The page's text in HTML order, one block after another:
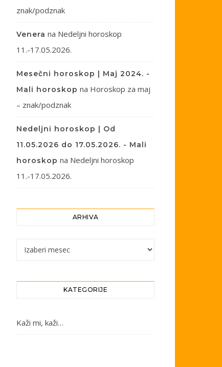
znak/podznak
Venera na Nedeljni horoskop
11.-17.05.2026.
Mesečni horoskop | Maj 2024. -
Mali horoskop na Horoskop za maj
– znak/podznak
Nedeljni horoskop | Od
11.05.2026 do 17.05.2026. - Mali
horoskop na Nedeljni horoskop
11.-17.05.2026.
ARHIVA
Arhiva
KATEGORIJE
Kaži mi, kaži…